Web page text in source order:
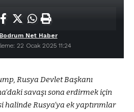
22 Ocak 2025 11:24
Bodrum Net Haber
Rusya Devlet Başkanı
savaşı sona erdirmek için
Rusya’ya ek yaptırımlar